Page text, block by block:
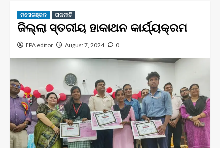
ମନୋରଞ୍ଜନ ରାଜନୀତି
ଜିଲ୍ଲା ସ୍ତରୀୟ ହାକାଥନ କାର୍ଯ୍ୟକ୍ରମ
EPA editor August 7, 2024 0